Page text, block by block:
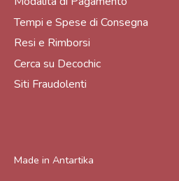
Tempi e Spese di Consegna
Resi e Rimborsi
Cerca su Decochic
Siti Fraudolenti
Made in Antartika